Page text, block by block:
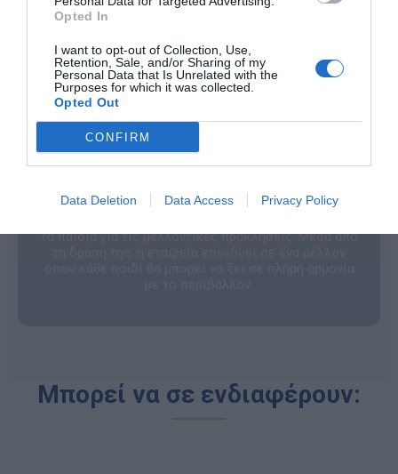
Opted In
I want to opt-out of Collection, Use,
Retention, Sale, and/or Sharing of my
Personal Data that Is Unrelated with the
Purposes for which it was collected.
Opted Out
CONFIRM
Data Deletion Data Access Privacy Policy
Καινοτομία και Φροντίδα για το Παιδί από το 1975
προϊόντα που συνοδεύουν την επιτυχημένη ανάπτυξη
των παιδιών ηλικίας0 έως 12 ετών
. Η εταιρεία
αφουγκράζεται τις διαφορετικές ανάγκες κάθε
παιδιού και στοχεύει στην αφύπνιση των
δυνατοτήτων τους, με απόλυτο γνώμονα την ευημερία
τους.
Πρόκειται για έναν οργανισμό που εμπιστεύονται
γονείς και εκπαιδευτικοί για τα
Wesco εξελίσσεται συνεχώς, μειώνοντας το
τα παιδιά για τις μελλοντικές προκλήσεις. Μέσα από
Μπορεί να σε ενδιαφέρουν: